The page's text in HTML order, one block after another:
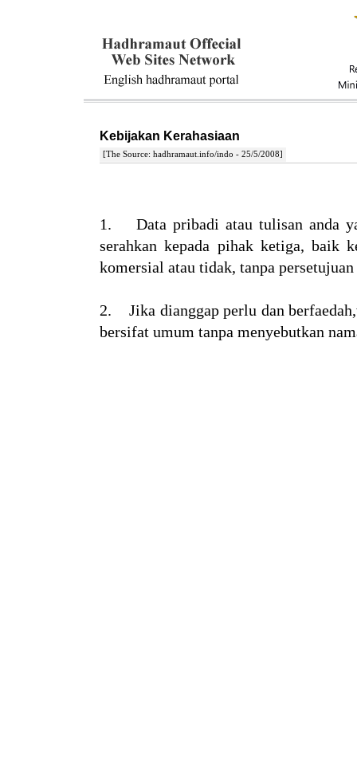
Kebijakan Kerahasiaan
[The Source: hadhramaut.info/indo - 25/5/2008]
1. Data pribadi atau tulisan anda
serahkan kepada pihak ketiga, baik
komersial atau tidak, tanpa
2. Jika dianggap perlu dan
bersifat umum tanpa menyebutkan